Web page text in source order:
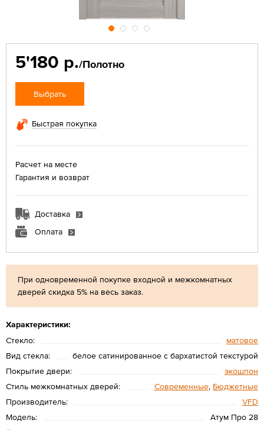
При одновременной покупке входной и межкомнатных
дверей скидка 5% на весь заказ.
Характеристики:
Стекло:
матовое
Вид стекла:
белое сатинированное с бархатистой текстурой
Покрытие двери:
экошпон
Стиль межкомнатных дверей:
Современные, Бюджетные
Производитель:
VFD
Модель:
Атум Про 28
5'180 р./Полотно
Выбрать
Быстрая покупка
Расчет на месте
Гарантия и возврат
Доставка
Оплата